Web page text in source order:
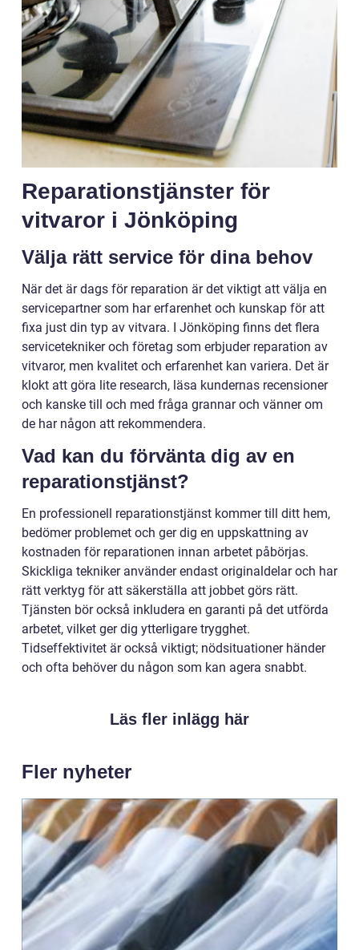
Reparationstjänster för
vitvaror i Jönköping
Välja rätt service för dina behov
När det är dags för reparation är det viktigt att välja en
servicepartner som har erfarenhet och kunskap för att
fixa just din typ av vitvara. I Jönköping finns det flera
servicetekniker och företag som erbjuder reparation av
vitvaror, men kvalitet och erfarenhet kan variera. Det är
klokt att göra lite research, läsa kundernas recensioner
och kanske till och med fråga grannar och vänner om
de har någon att rekommendera.
Vad kan du förvänta dig av en
reparationstjänst?
En professionell reparationstjänst kommer till ditt hem,
bedömer problemet och ger dig en uppskattning av
kostnaden för reparationen innan arbetet påbörjas.
Skickliga tekniker använder endast originaldelar och har
rätt verktyg för att säkerställa att jobbet görs rätt.
Tjänsten bör också inkludera en garanti på det utförda
arbetet, vilket ger dig ytterligare trygghet.
Tidseffektivitet är också viktigt; nödsituationer händer
och ofta behöver du någon som kan agera snabbt.
Läs fler inlägg här
Fler nyheter